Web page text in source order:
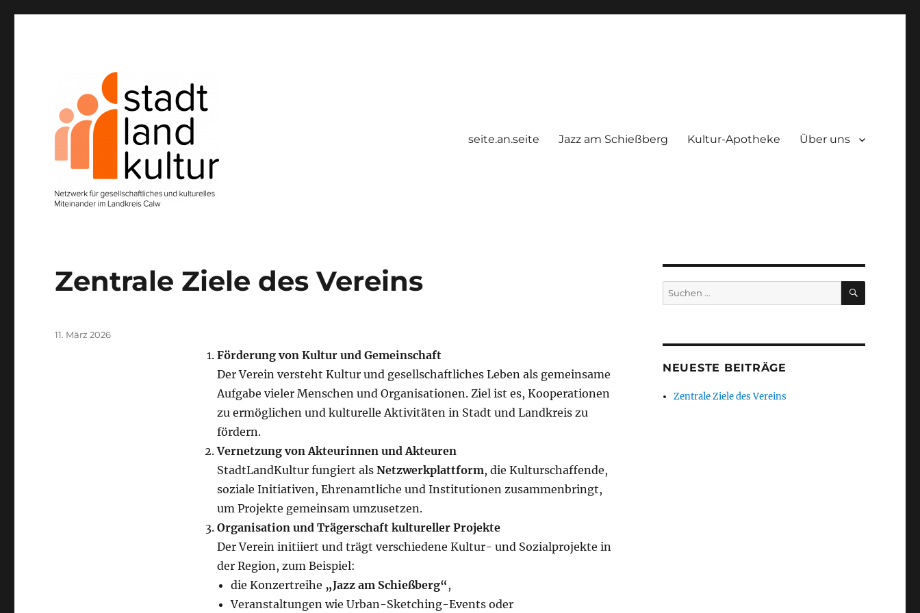
seite.an.seite Jazz am Schießberg Kultur-Apotheke Über uns
Zentrale Ziele des Vereins
Förderung von Kultur und Gemeinschaft
Der Verein versteht Kultur und gesellschaftliches Leben als gemeinsame
Aufgabe vieler Menschen und Organisationen. Ziel ist es, Kooperationen
zu ermöglichen und kulturelle Aktivitäten in Stadt und Landkreis zu
fördern.
Vernetzung von Akteurinnen und Akteuren
StadtLandKultur fungiert als Netzwerkplattform, die Kulturschaffende,
soziale Initiativen, Ehrenamtliche und Institutionen zusammenbringt,
um Projekte gemeinsam umzusetzen.
Organisation und Trägerschaft kultureller Projekte
Der Verein initiiert und trägt verschiedene Kultur- und Sozialprojekte in
der Region, zum Beispiel:
die Konzertreihe „Jazz am Schießberg“,
Veranstaltungen wie Urban-Sketching-Events oder
Veröffentlicht
11. März 2026
Suchen
nach:
SUCHEN
NEUESTE BEITRÄGE
Zentrale Ziele des Vereins